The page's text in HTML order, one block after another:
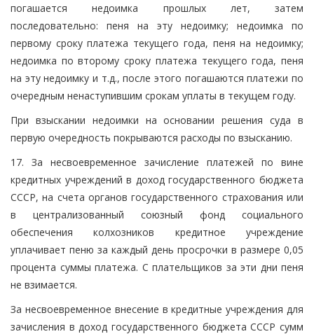
погашается недоимка прошлых лет, затем
последовательно: пеня на эту недоимку; недоимка по
первому сроку платежа текущего года, пеня на недоимку;
недоимка по второму сроку платежа текущего года, пеня
на эту недоимку и т.д., после этого погашаются платежи по
очередным ненаступившим срокам уплаты в текущем году.
При взыскании недоимки на основании решения суда в
первую очередность покрываются расходы по взысканию.
17. За несвоевременное зачисление платежей по вине
кредитных учреждений в доход государственного бюджета
СССР, на счета органов государственного страхования или
в централизованный союзный фонд социального
обеспечения колхозников кредитное учреждение
уплачивает пеню за каждый день просрочки в размере 0,05
процента суммы платежа. С плательщиков за эти дни пеня
не взимается.
За несвоевременное внесение в кредитные учреждения для
зачисления в доход государственного бюджета СССР сумм